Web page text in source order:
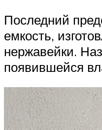
Последний
емкость,
нержавейки.
появившейся